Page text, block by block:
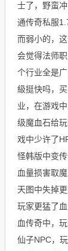
士了，野蛮
通传奇私服
而弱小的，
会觉得法师
个行业全是
級挺快吗，
业，在游戏
级魔血石给
戏中少许了
怪韩版中变
血量损害取
天图中失掉
玩家更猛了
血传奇中，
仙子NPC，